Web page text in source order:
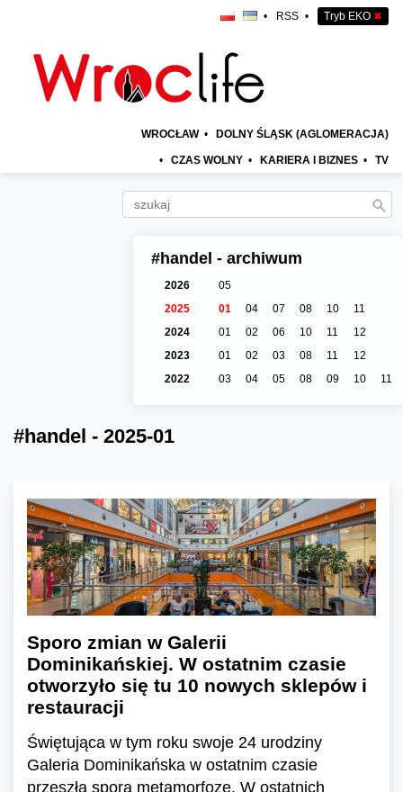
• RSS • Tryb EKO ✖
WROCŁAW • DOLNY ŚLĄSK (AGLOMERACJA)
• CZAS WOLNY • KARIERA I BIZNES • TV
#handel - archiwum
2026
05
2025
01 04 07 08 10
11
2024
01 02 06 10 11
12
2023
01 02 03 08 11
12
2022
03 04 05 08 09 10 11
#handel - 2025-01
Sporo zmian w Galerii
Dominikańskiej. W ostatnim czasie
otworzyło się tu 10 nowych sklepów i
restauracji
Świętująca w tym roku swoje 24 urodziny
Galeria Dominikańska w ostatnim czasie
przeszła sporą metamorfozę. W ostatnich